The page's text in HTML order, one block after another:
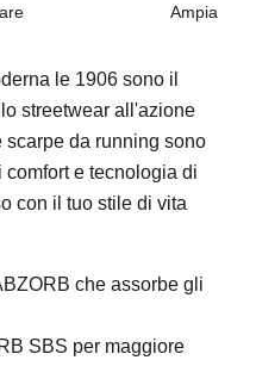
Ampia
le 1906 sono il
streetwear all'azione
scarpe da running sono
e tecnologia di
con il tuo stile di vita
che assorbe gli
SBS per maggiore